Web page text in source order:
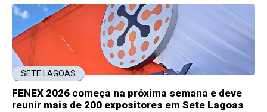
SETE LAGOAS
FENEX 2026 começa na próxima semana e deve
reunir mais de 200 expositores em Sete Lagoas